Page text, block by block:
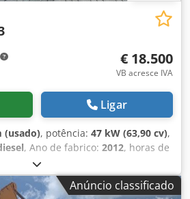
€ 18.500
VB acresce IVA
Ligar
(usado), potência: 47 kW (63,90 cv),
, Ano de fabrico: 2012, horas de
, = Outras opções e acessórios = -
- Cabina fechada = Observações =
de fabrico: 2012 – 1.060 horas de
Anúncio classificado